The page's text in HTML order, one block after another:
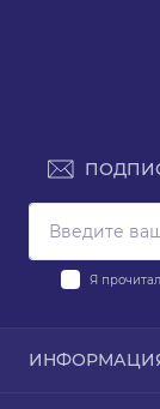
Я прочитал